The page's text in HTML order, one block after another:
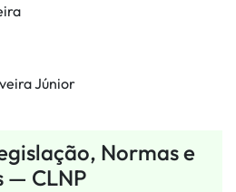
Júnior
Normas e
— CLNP